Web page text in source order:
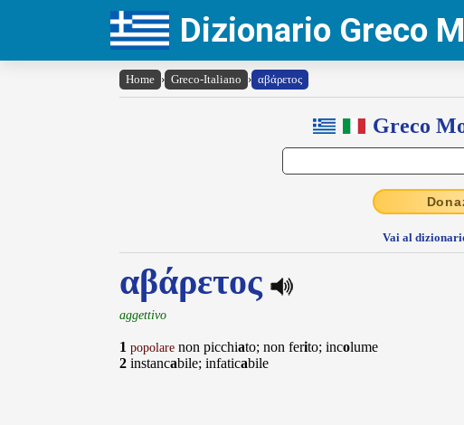
Dizionario Greco
Home › Greco-Italiano › αβάρετος
Greco
Vai al
αβάρετος
aggettivo
1 popolare non picchiato; non ferito; incolume
2 instancabile; infaticabile